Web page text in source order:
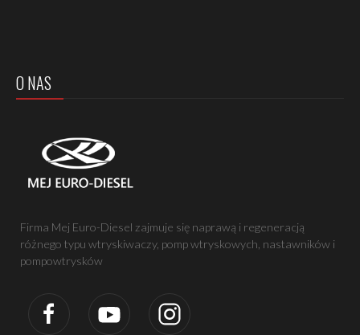
O NAS
Firma Mej Euro-Diesel zajmuje się naprawą i regeneracją
różnego typu wtryskiwaczy, pomp wtryskowych, nastawników i
pompowtrysków